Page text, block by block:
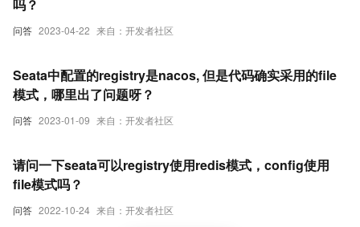
问答 2023-04-22 来自：开发者社区
吗？
问答 2023-01-09 来自：开发者社区
Seata中配置的registry是nacos, 但是代码确实采用的file
模式，哪里出了问题呀？
问答 2022-10-24 来自：开发者社区
请问一下seata可以registry使用redis模式，config使用
file模式吗？